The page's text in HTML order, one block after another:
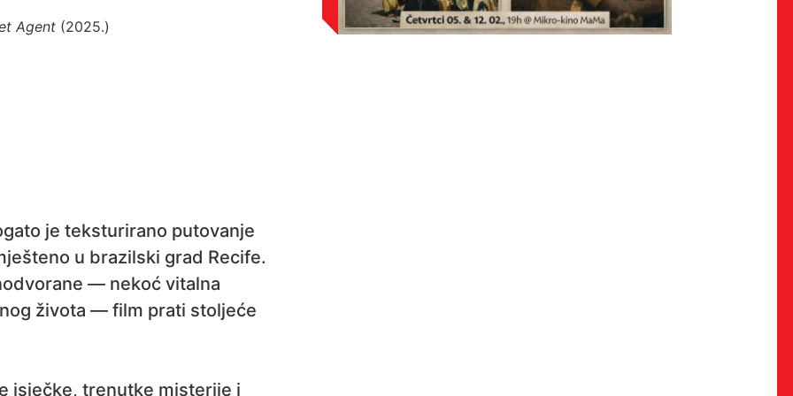
Agent (2025.)
je teksturirano putovanje
u brazilski grad Recife.
— nekoć vitalna
života — film prati stoljeće
isječke, trenutke misterije i